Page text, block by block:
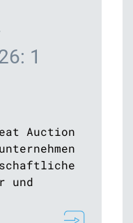
1
Auction
und